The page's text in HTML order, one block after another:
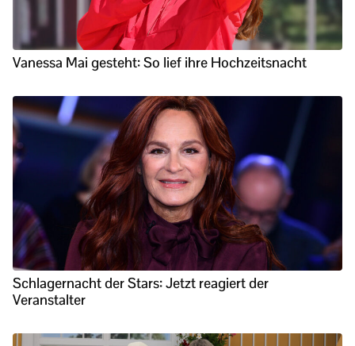
Vanessa Mai gesteht: So lief ihre Hochzeitsnacht
Schlagernacht der Stars: Jetzt reagiert der
Veranstalter